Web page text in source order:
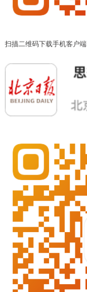
扫描二维码下载手机客户端